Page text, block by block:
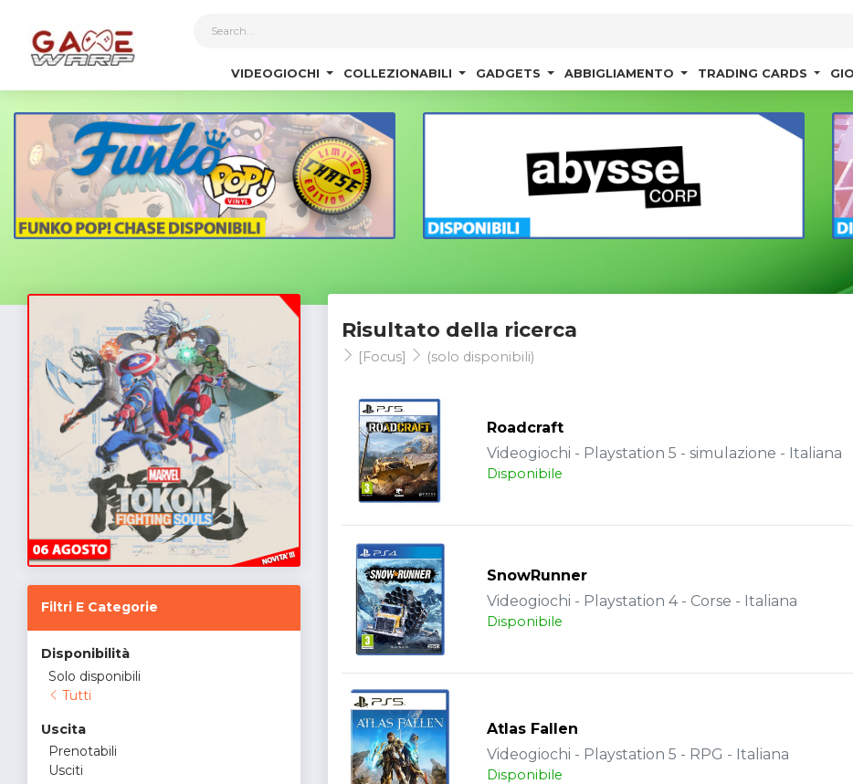
VIDEOGIOCHI COLLEZIONABILI GADGETS ABBIGLIAMENTO TRADING CARDS
Filtri E Categorie
Disponibilità
Solo disponibili
Tutti
Uscita
Prenotabili
Usciti
Risultato della ricerca
[Focus] (solo disponibili)
Roadcraft
Videogiochi - Playstation 5 - simulazione - Italiana
Disponibile
SnowRunner
Videogiochi - Playstation 4 - Corse - Italiana
Disponibile
Atlas Fallen
Videogiochi - Playstation 5 - RPG - Italiana
Disponibile